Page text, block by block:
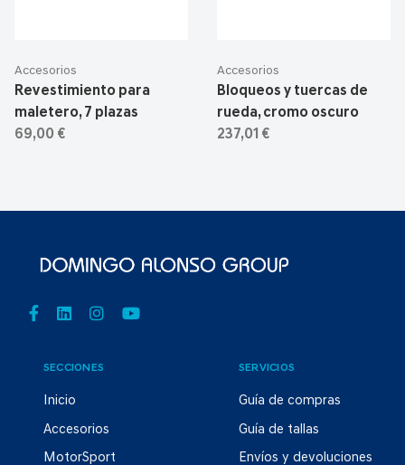
Accesorios
Revestimiento para
maletero, 7 plazas
69,00 €
Accesorios
Bloqueos y tuercas de
rueda, cromo oscuro
237,01 €
SECCIONES
Inicio
Accesorios
MotorSport
SERVICIOS
Guía de compras
Guía de tallas
Envíos y devoluciones